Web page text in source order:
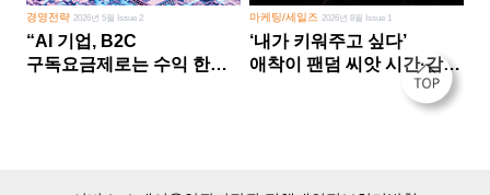
경영전략2026년 5월 Issue 2
“AI 기업, B2C
구독요금제로는 수익 한계
마케팅/세일즈 2026년 8월 Issue 1
‘내가 키워주고 싶다’
애착이 팬덤 씨앗 시간·감정